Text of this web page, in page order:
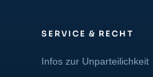
SERVICE & RECHT
Infos zur Unparteilichkeit